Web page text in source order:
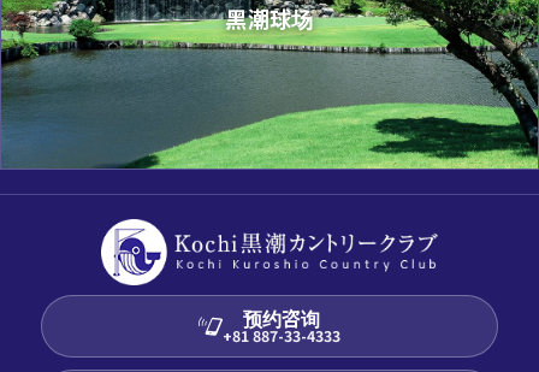
黑潮球场
预约咨询
+81 887-33-4333